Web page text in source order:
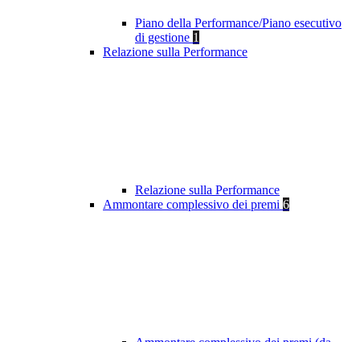
Piano della Performance/Piano esecutivo
di gestione 1
Relazione sulla Performance
Relazione sulla Performance
Ammontare complessivo dei premi 6